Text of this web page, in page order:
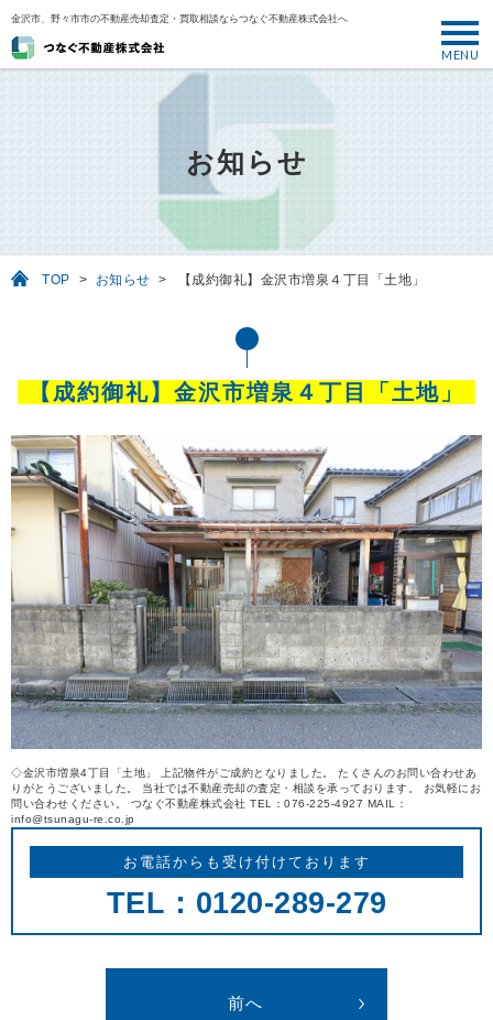
金沢市、野々市市の不動産売却査定・買取相談ならつなぐ不動産株式会社へ
MENU
実績
USEFUL
お役立ち情報
REASON
つなぐ不動産株式会社が選ばれる理由
COMPANY
会社案内
お知らせ
TOP > お知らせ > 【成約御礼】金沢市増泉４丁目「土地」
【成約御礼】金沢市増泉４丁目「土地」
◇金沢市増泉4丁目「土地」 上記物件がご成約となりました。 たくさんのお問い合わせあ
りがとうございました。 当社では不動産売却の査定・相談を承っております。 お気軽にお
問い合わせください。 つなぐ不動産株式会社 TEL：076-225-4927 MAIL：
info@tsunagu-re.co.jp
お電話からも受け付けております
TEL：0120-289-279
前へ